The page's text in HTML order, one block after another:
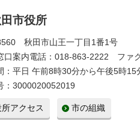
市役所
秋田市山王一丁目1番1号
口案内電話：018-863-2222 ファ
：平日 午前8時30分から午後5時15
：3000020052019
アクセス 市の組織